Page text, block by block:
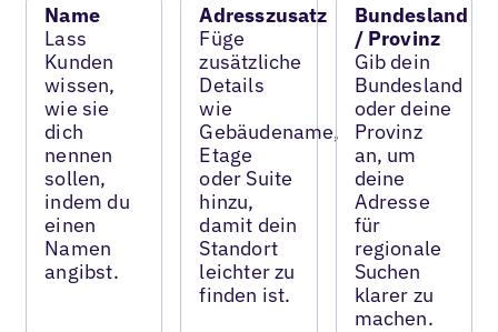
Name
Lass
Kunden
wissen,
wie sie
dich
nennen
sollen,
indem du
einen
Namen
angibst.
Adresszusatz
Füge
zusätzliche
Details
wie
Gebäudename,
Etage
oder Suite
hinzu,
damit dein
Standort
leichter zu
finden ist.
Bundesland
/ Provinz
Gib dein
Bundesland
oder deine
Provinz
an, um
deine
Adresse
für
regionale
Suchen
klarer zu
machen.